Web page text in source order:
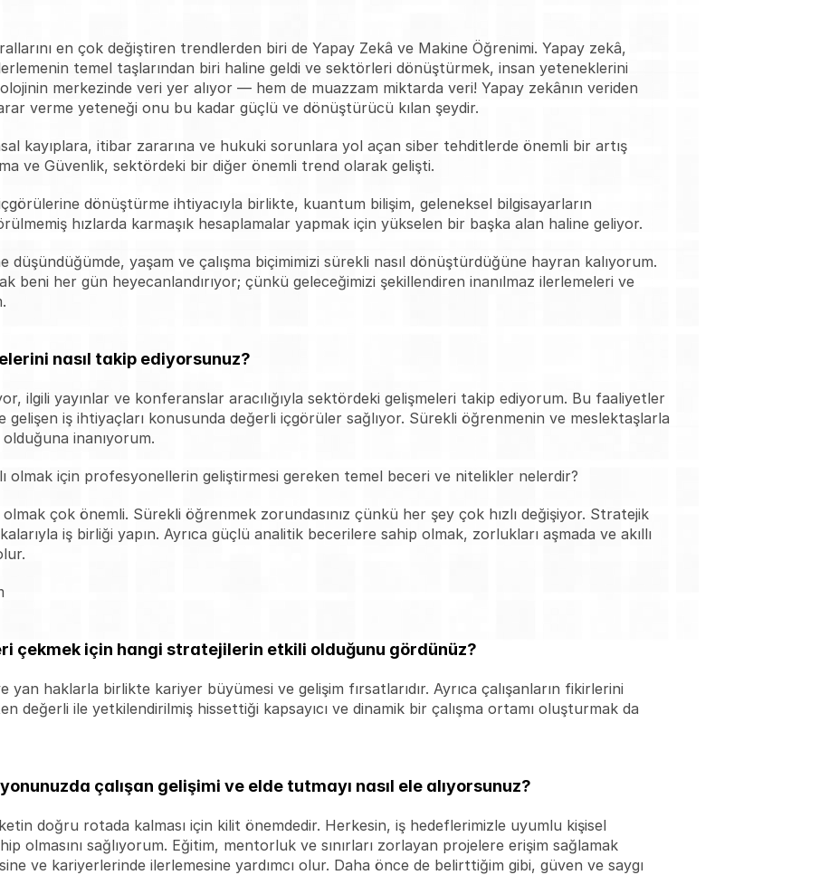
en çok değiştiren trendlerden biri de Yapay Zekâ ve Makine Öğrenimi. Yapay zekâ,
temel taşlarından biri haline geldi ve sektörleri dönüştürmek, insan yeteneklerini
merkezinde veri yer alıyor — hem de muazzam miktarda veri! Yapay zekânın veriden
verme yeteneği onu bu kadar güçlü ve dönüştürücü kılan şeydir.
kayıplara, itibar zararına ve hukuki sorunlara yol açan siber tehditlerde önemli bir artış
ve Güvenlik, sektördeki bir diğer önemli trend olarak gelişti.
dönüştürme ihtiyacıyla birlikte, kuantum bilişim, geleneksel bilgisayarların
hızlarda karmaşık hesaplamalar yapmak için yükselen bir başka alan haline geliyor.
düşündüğümde, yaşam ve çalışma biçimimizi sürekli nasıl dönüştürdüğüne hayran kalıyorum.
beni her gün heyecanlandırıyor; çünkü geleceğimizi şekillendiren inanılmaz ilerlemeleri ve
nasıl takip ediyorsunuz?
ilgili yayınlar ve konferanslar aracılığıyla sektördeki gelişmeleri takip ediyorum. Bu faaliyetler
iş ihtiyaçları konusunda değerli içgörüler sağlıyor. Sürekli öğrenmenin ve meslektaşlarla
inanıyorum.
olmak için profesyonellerin geliştirmesi gereken temel beceri ve nitelikler nelerdir?
olmak çok önemli. Sürekli öğrenmek zorundasınız çünkü her şey çok hızlı değişiyor. Stratejik
iş birliği yapın. Ayrıca güçlü analitik becerilere sahip olmak, zorlukları aşmada ve akıllı
çekmek için hangi stratejilerin etkili olduğunu gördünüz?
haklarla birlikte kariyer büyümesi ve gelişim fırsatlarıdır. Ayrıca çalışanların fikirlerini
değerli ile yetkilendirilmiş hissettiği kapsayıcı ve dinamik bir çalışma ortamı oluşturmak da
çalışan gelişimi ve elde tutmayı nasıl ele alıyorsunuz?
doğru rotada kalması için kilit önemdedir. Herkesin, iş hedeflerimizle uyumlu kişisel
olmasını sağlıyorum. Eğitim, mentorluk ve sınırları zorlayan projelere erişim sağlamak
ve kariyerlerinde ilerlemesine yardımcı olur. Daha önce de belirttiğim gibi, güven ve saygı